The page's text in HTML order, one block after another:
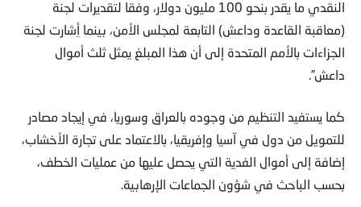
النقدي ما يقدر بنحو 100 مليون دولار، وفقا لتقديرات لجنة
(معاقبة القاعدة وداعش) التابعة لمجلس الأمن، بينما أِشارت لجنة
الجزاءات بالأمم المتحدة إلى أن هذا المبلغ يمثل ثلث أموال
داعش”.
كما يستفيد التنظيم من وجوده بالعراق وسوريا، في إيجاد مصادر
للتمويل من دول في آسيا وإفريقيا، بالاعتماد على تجارة الأخشاب،
إضافة إلى أموال الفدية التي يحصل عليها من عمليات الخطف،
بحسب الباحث في شؤون الجماعات الإرهابية.